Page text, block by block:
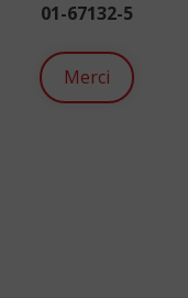
01-67132-5
Merci